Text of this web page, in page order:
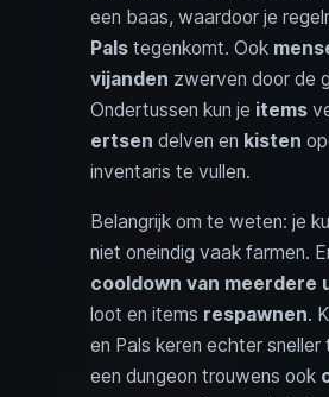
een baas, waardoor je
Pals tegenkomt. Ook
vijanden zwerven door de
Ondertussen kun je items
ertsen delven en kisten
inventaris te vullen.
Belangrijk om te weten: je
niet oneindig vaak farmen.
cooldown van meerdere
loot en items respawnen.
en Pals keren echter sneller
een dungeon trouwens ook